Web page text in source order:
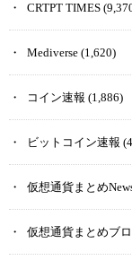
CRTPT TIMES
Mediverse (1,620)
コイン速報 (1,886)
ビットコイン速報
仮想通貨まとめ
仮想通貨まとめブ